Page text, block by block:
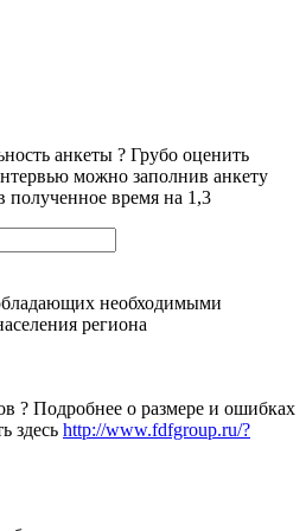
анкеты ? Грубо оценить
можно заполнив анкету
полученное время на 1,3
необходимыми
региона
? Подробнее о размере и ошибках
здесь http://www.fdfgroup.ru/?